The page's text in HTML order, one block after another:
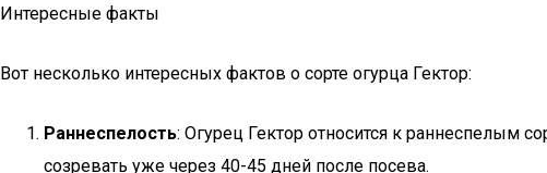
Интересные факты
Вот несколько интересных фактов о сорте огурца Гектор:
Раннеспелость: Огурец Гектор относится к раннеспелым
созревать уже через 40-45 дней после посева.